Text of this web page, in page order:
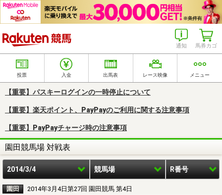
馬券カゴ
通知
投票 入金 出馬表 レース映像 メニュー
【重要】パスキーログインの一時停止について
【重要】楽天ポイント、PayPayのご利用に関する注意事項
【重要】PayPayチャージ時の注意事項
園田競馬場 対戦表
2014/3/4 競馬場 R番号
園田 2014年3月4日第27回 園田競馬 第4日